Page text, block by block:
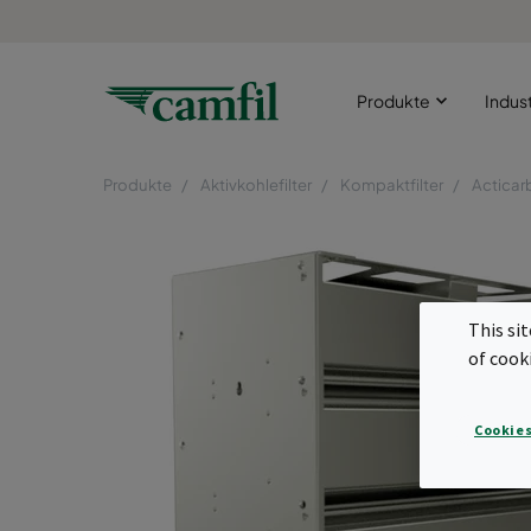
Produkte
Produkte Aktivkohlefilter Kompaktfilter
This
of